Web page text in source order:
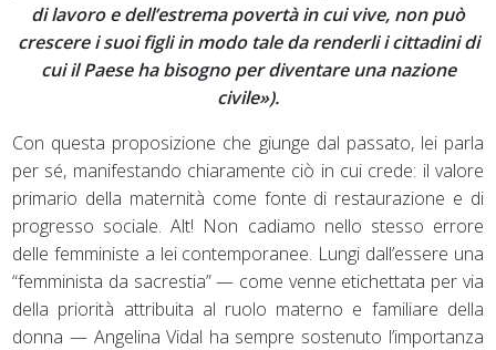
di lavoro e dell’estrema povertà in cui vive, non può
crescere i suoi figli in modo tale da renderli i cittadini di
cui il Paese ha bisogno per diventare una nazione
civile»).
Con questa proposizione che giunge dal passato, lei parla
per sé, manifestando chiaramente ciò in cui crede: il valore
primario della maternità come fonte di restaurazione e di
progresso sociale. Alt! Non cadiamo nello stesso errore
delle femministe a lei contemporanee. Lungi dall’essere una
“femminista da sacrestia” — come venne etichettata per via
della priorità attribuita al ruolo materno e familiare della
donna — Angelina Vidal ha sempre sostenuto l’importanza